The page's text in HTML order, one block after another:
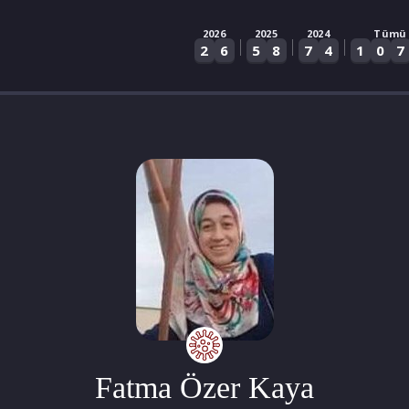
2026
2 6 |
2025
5 8 |
2024
7 4 |
Tümü
1 0 7
Fatma Özer Kaya